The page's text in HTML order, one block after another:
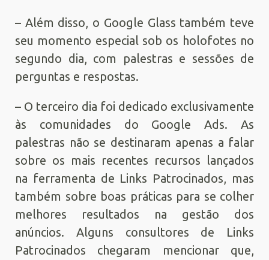
– Além disso, o Google Glass também teve
seu momento especial sob os holofotes no
segundo dia, com palestras e sessões de
perguntas e respostas.
– O terceiro dia foi dedicado exclusivamente
às comunidades do Google Ads. As
palestras não se destinaram apenas a falar
sobre os mais recentes recursos lançados
na ferramenta de Links Patrocinados, mas
também sobre boas práticas para se colher
melhores resultados na gestão dos
anúncios. Alguns consultores de Links
Patrocinados chegaram mencionar que,